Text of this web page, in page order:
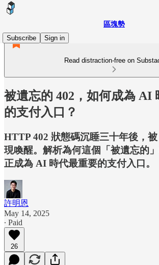
區塊勢
Subscribe
Sign in
Read distraction-free on
被遺忘的 402，如何成為 AI
的支付入口？
HTTP 402 狀態碼沉睡三十年後，
現喚醒。解析為何這個「被遺忘的
正成為 AI 時代最重要的支付入口。
許明恩
May 14, 2025
∙ Paid
26